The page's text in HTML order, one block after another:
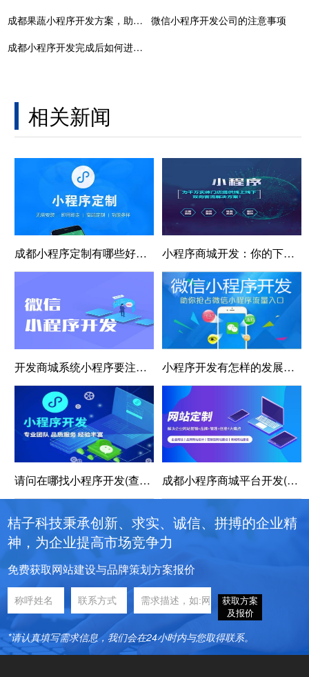
成都果蔬小程序开发方案，助力商家实现数字化转型
微信小程序开发公司的注意事项
成都小程序开发完成后如何进行推广
相关新闻
成都小程序定制有哪些好处？需要多少钱？ 小程序商城开发：你的下一间“分店”，开在客户的手机里
开发商城系统小程序要注意什么？ 小程序开发有怎样的发展历程？要注意什么？
请问在哪找小程序开发(查找小程序开发知识百科) 成都小程序商城平台开发(成都小程序商城开发全攻略)
桔子科技秉承创新、求实、诚信、拼搏的企业精
神，为企业提高市场竞争力
免费获取网站建设与品牌策划方案报价
获取方案
及报价
*请认真填写需求信息，我们会在24小时内与您取得联系。